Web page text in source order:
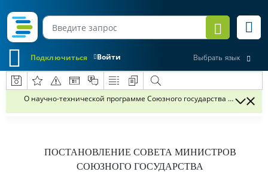
Войти
Подключиться Выбрать язык
О научно-технической программе Союзного государства
ПОСТАНОВЛЕНИЕ СОВЕТА МИНИСТРОВ
СОЮЗНОГО ГОСУДАРСТВА